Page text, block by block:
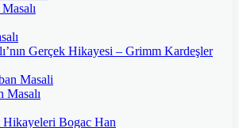
Gerçek Hikayesi – Grimm Kardeşler
Masalı